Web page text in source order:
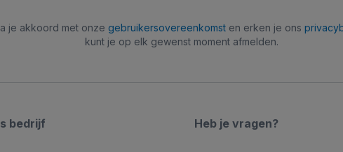
je akkoord met onze gebruikersovereenkomst en erken je ons
kunt je op elk gewenst moment afmelden.
bedrijf Heb je vragen?